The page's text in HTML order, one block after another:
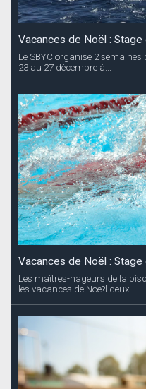
Vacances de Noël : Stage
Le SBYC organise 2
23 au 27 décembre à...
Vacances de Noël : Stage
Les maîtres-nageurs de la
les vacances de Noe?l deux...